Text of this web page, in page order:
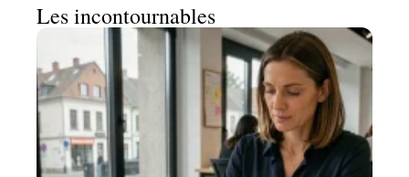
Les incontournables